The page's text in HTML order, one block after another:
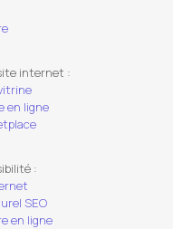
internet :
en ligne
:
SEO
en ligne